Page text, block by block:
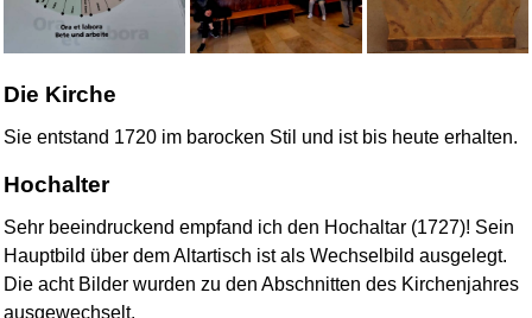
Die Kirche
Sie entstand 1720 im barocken Stil und ist bis heute erhalten.
Hochalter
Sehr beeindruckend empfand ich den Hochaltar (1727)! Sein
Hauptbild über dem Altartisch ist als Wechselbild ausgelegt.
Die acht Bilder wurden zu den Abschnitten des Kirchenjahres
ausgewechselt.